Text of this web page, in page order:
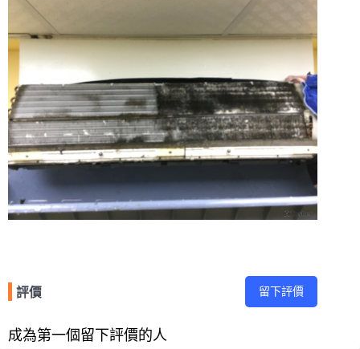
評價 留下評價
成為第一個留下評價的人